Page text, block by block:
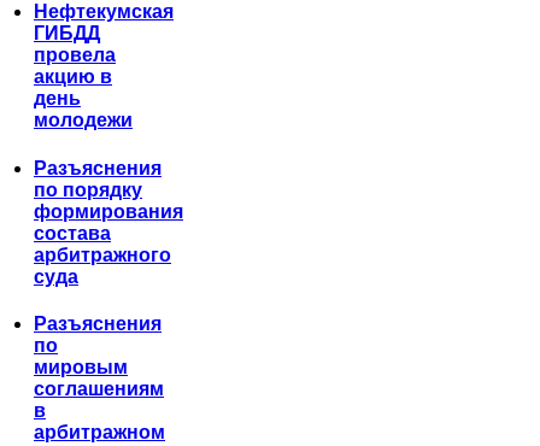
Нефтекумская
ГИБДД
провела
акцию в
день
молодежи
Разъяснения
по порядку
формирования
состава
арбитражного
суда
Разъяснения
по
мировым
соглашениям
в
арбитражном